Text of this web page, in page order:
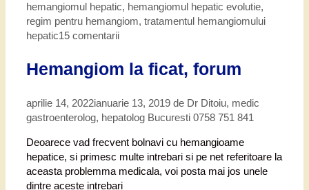
hemangiomul hepatic, hemangiomul hepatic evolutie,
regim pentru hemangiom, tratamentul hemangiomului
hepatic15 comentarii
Hemangiom la ficat, forum
aprilie 14, 2022ianuarie 13, 2019 de Dr Ditoiu, medic
gastroenterolog, hepatolog Bucuresti 0758 751 841
Deoarece vad frecvent bolnavi cu hemangioame
hepatice, si primesc multe intrebari si pe net referitoare la
aceasta problemma medicala, voi posta mai jos unele
dintre aceste intrebari